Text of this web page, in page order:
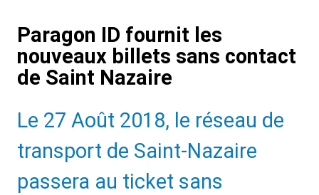
Paragon ID fournit les
nouveaux billets sans contact
de Saint Nazaire
Sub
Heading
Le 27 Août 2018, le réseau de
transport de Saint-Nazaire
passera au ticket sans